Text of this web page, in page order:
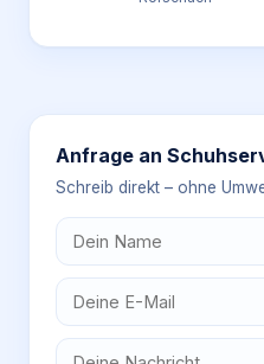
Anfrage an
Schreib direkt – ohne